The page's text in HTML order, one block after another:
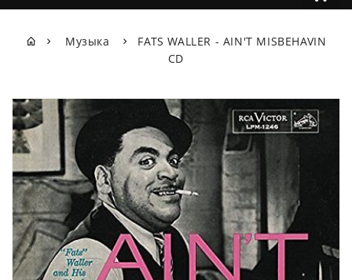
Музыка
FATS WALLER - AIN'T MISBEHAVIN
CD